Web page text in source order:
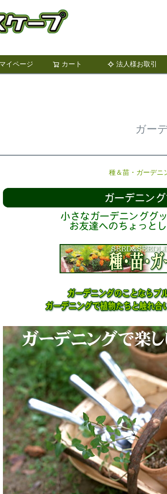
マイページ カート 法人様お取引
検索
ガー
種＆苗・ガーデニ